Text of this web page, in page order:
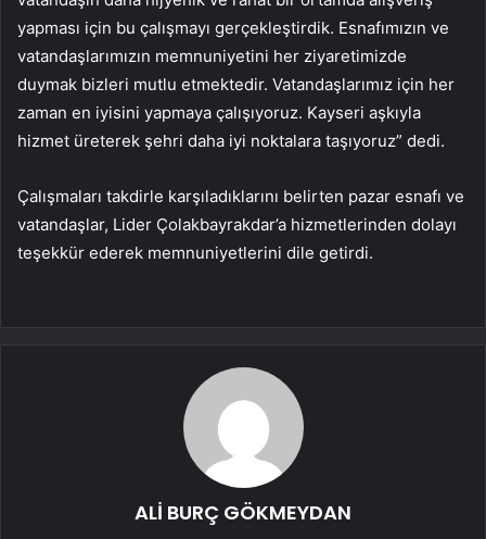
yapması için bu çalışmayı gerçekleştirdik. Esnafımızın ve
vatandaşlarımızın memnuniyetini her ziyaretimizde
duymak bizleri mutlu etmektedir. Vatandaşlarımız için her
zaman en iyisini yapmaya çalışıyoruz. Kayseri aşkıyla
hizmet üreterek şehri daha iyi noktalara taşıyoruz” dedi.
Çalışmaları takdirle karşıladıklarını belirten pazar esnafı ve
vatandaşlar, Lider Çolakbayrakdar’a hizmetlerinden dolayı
teşekkür ederek memnuniyetlerini dile getirdi.
ALİ BURÇ GÖKMEYDAN